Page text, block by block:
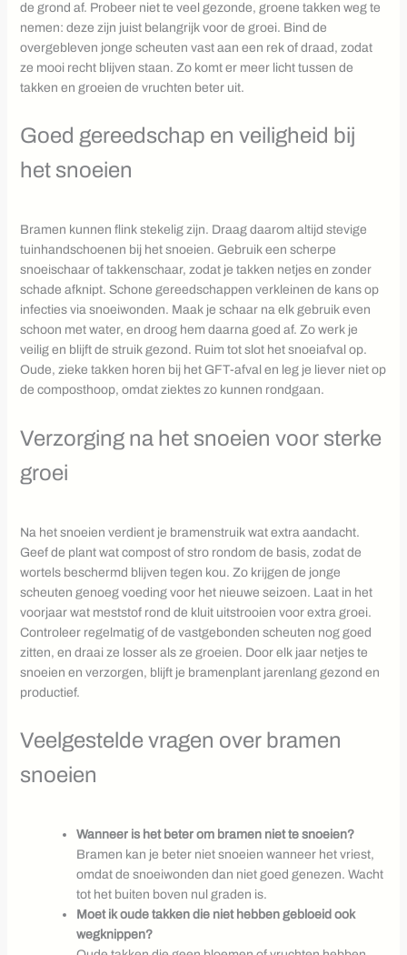
de grond af. Probeer niet te veel gezonde, groene takken weg te
nemen: deze zijn juist belangrijk voor de groei. Bind de
overgebleven jonge scheuten vast aan een rek of draad, zodat
ze mooi recht blijven staan. Zo komt er meer licht tussen de
takken en groeien de vruchten beter uit.
Goed gereedschap en veiligheid bij
het snoeien
Bramen kunnen flink stekelig zijn. Draag daarom altijd stevige
tuinhandschoenen bij het snoeien. Gebruik een scherpe
snoeischaar of takkenschaar, zodat je takken netjes en zonder
schade afknipt. Schone gereedschappen verkleinen de kans op
infecties via snoeiwonden. Maak je schaar na elk gebruik even
schoon met water, en droog hem daarna goed af. Zo werk je
veilig en blijft de struik gezond. Ruim tot slot het snoeiafval op.
Oude, zieke takken horen bij het GFT-afval en leg je liever niet op
de composthoop, omdat ziektes zo kunnen rondgaan.
Verzorging na het snoeien voor sterke
groei
Na het snoeien verdient je bramenstruik wat extra aandacht.
Geef de plant wat compost of stro rondom de basis, zodat de
wortels beschermd blijven tegen kou. Zo krijgen de jonge
scheuten genoeg voeding voor het nieuwe seizoen. Laat in het
voorjaar wat meststof rond de kluit uitstrooien voor extra groei.
Controleer regelmatig of de vastgebonden scheuten nog goed
zitten, en draai ze losser als ze groeien. Door elk jaar netjes te
snoeien en verzorgen, blijft je bramenplant jarenlang gezond en
productief.
Veelgestelde vragen over bramen
snoeien
Wanneer is het beter om bramen niet te snoeien?
Bramen kan je beter niet snoeien wanneer het vriest,
omdat de snoeiwonden dan niet goed genezen. Wacht
tot het buiten boven nul graden is.
Moet ik oude takken die niet hebben gebloeid ook
wegknippen?